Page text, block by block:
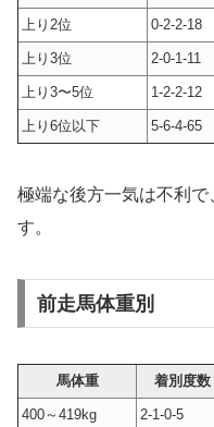
上り2位 0-2-2-18
上り3位 2-0-1-11
上り3〜5位 1-2-2-12
上り6位以下 5-6-4-65
極端な後方一気は不利
す。
前走馬体重別
馬体重 着別度数
400～419kg 2-1-0-5